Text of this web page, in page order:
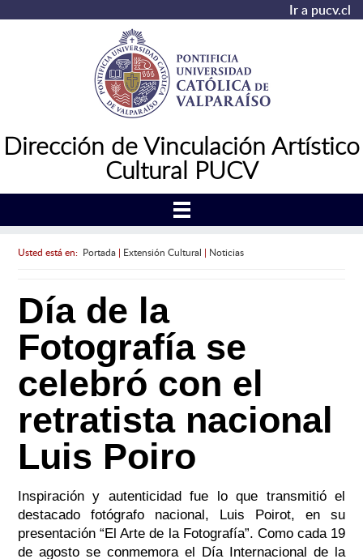
Ir a pucv.cl
Dirección de Vinculación Artístico
Cultural PUCV
Usted está en: Portada| Extensión Cultural | Noticias
Día de la
Fotografía se
celebró con el
retratista nacional
Luis Poiro
Inspiración y autenticidad fue lo que transmitió el
destacado fotógrafo nacional, Luis Poirot, en su
presentación “El Arte de la Fotografía”. Como cada 19
de agosto se conmemora el Día Internacional de la